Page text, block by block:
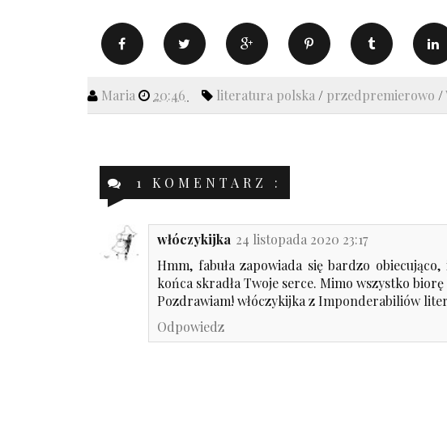
Maria 20:46 literatura polska / przedpremierowo /
1 KOMENTARZ :
włóczykijka 24 listopada 2020 23:17
Hmm, fabuła zapowiada się bardzo
końca skradła Twoje serce. Mimo wszystko
Pozdrawiam! włóczykijka z Imponderabiliów
Odpowiedz